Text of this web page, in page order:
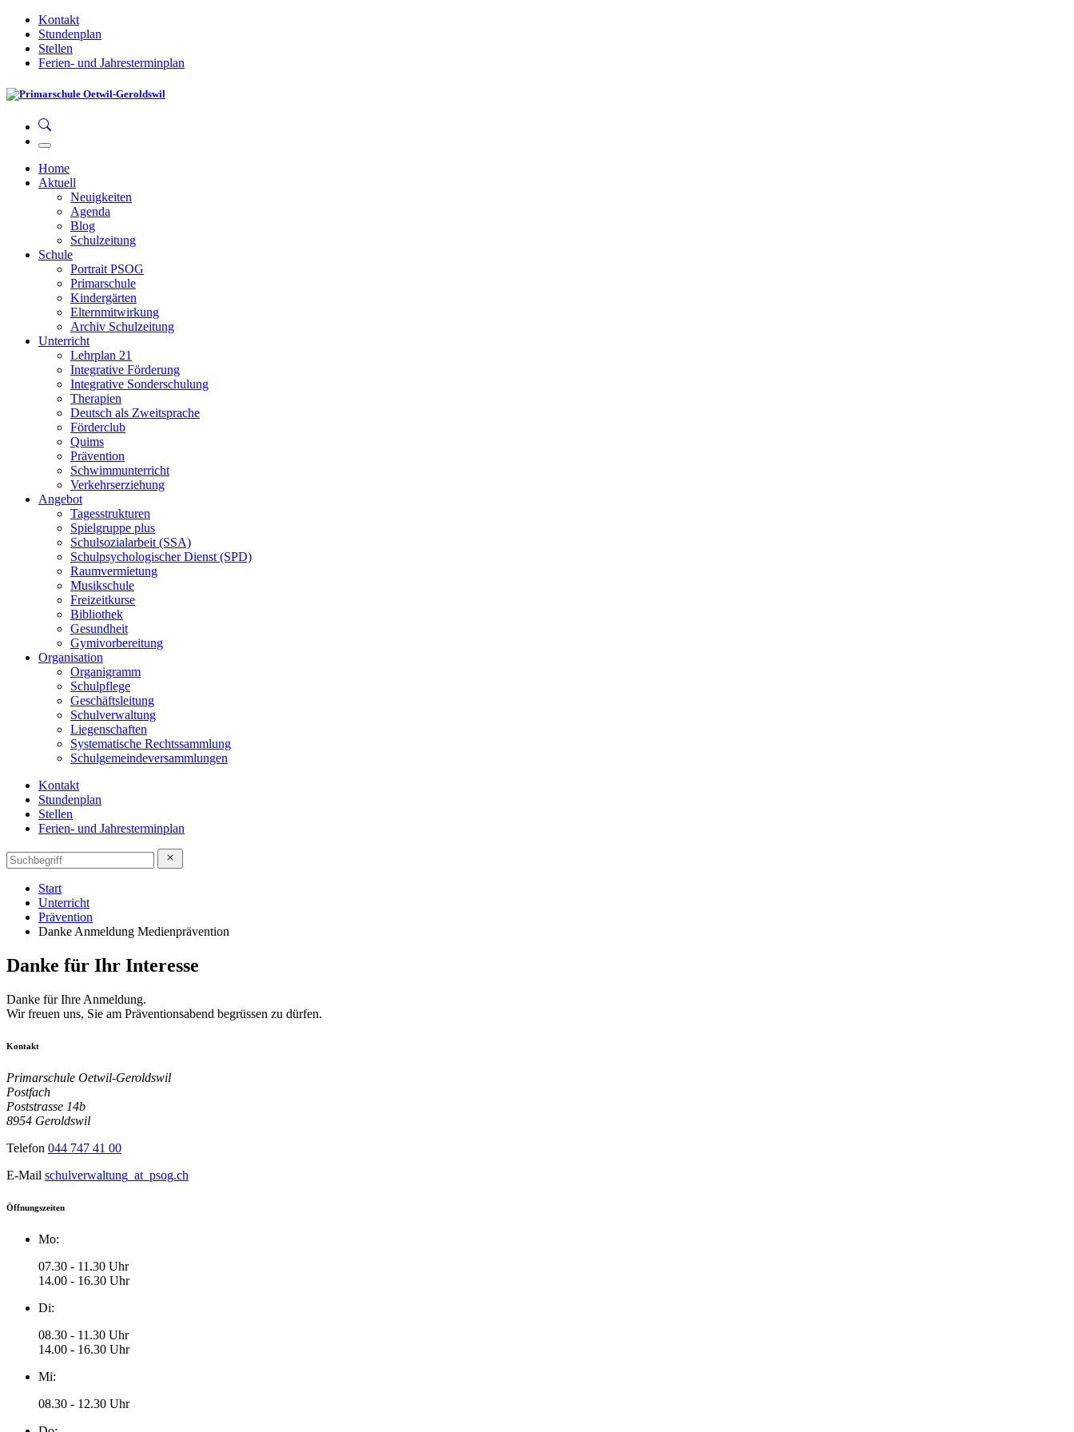
Kontakt
Stundenplan
Stellen
Ferien- und Jahresterminplan
Home
Aktuell
Neuigkeiten
Agenda
Blog
Schulzeitung
Schule
Portrait PSOG
Primarschule
Kindergärten
Elternmitwirkung
Archiv Schulzeitung
Unterricht
Lehrplan 21
Integrative Förderung
Integrative Sonderschulung
Therapien
Deutsch als Zweitsprache
Förderclub
Quims
Prävention
Schwimmunterricht
Verkehrserziehung
Angebot
Tagesstrukturen
Spielgruppe plus
Schulsozialarbeit (SSA)
Schulpsychologischer Dienst (SPD)
Raumvermietung
Musikschule
Freizeitkurse
Bibliothek
Gesundheit
Gymivorbereitung
Organisation
Organigramm
Schulpflege
Geschäftsleitung
Schulverwaltung
Liegenschaften
Systematische Rechtssammlung
Schulgemeindeversammlungen
Kontakt
Stundenplan
Stellen
Ferien- und Jahresterminplan
Start
Unterricht
Prävention
Danke Anmeldung Medienprävention
Danke für Ihr Interesse
Danke für Ihre Anmeldung.
Wir freuen uns, Sie am Präventionsabend begrüssen zu dürfen.
Kontakt
Primarschule Oetwil-Geroldswil
Postfach
Poststrasse 14b
8954 Geroldswil
Telefon 044 747 41 00
E-Mail schulverwaltung _at_ psog.ch
Öffnungszeiten
Mo:
07.30 - 11.30 Uhr
14.00 - 16.30 Uhr
Di:
08.30 - 11.30 Uhr
14.00 - 16.30 Uhr
Mi:
08.30 - 12.30 Uhr